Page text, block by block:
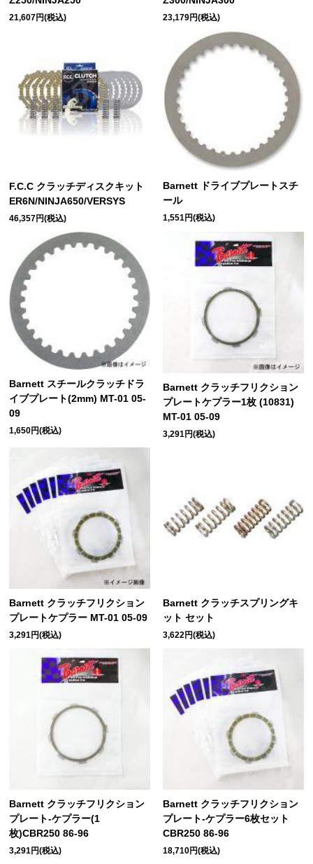
21,607円(税込) 23,179円(税込)
F.C.C クラッチディスクキット
ER6N/NINJA650/VERSYS
46,357円(税込)
Barnett ドライブプレートスチ
ール
1,551円(税込)
Barnett スチールクラッチドラ
イブプレート(2mm) MT-01 05-
09
1,650円(税込)
Barnett クラッチフリクション
プレートケプラー1枚 (10831)
MT-01 05-09
3,291円(税込)
Barnett クラッチフリクション
プレートケプラー MT-01 05-09
3,291円(税込)
Barnett クラッチスプリングキ
ット セット
3,622円(税込)
Barnett クラッチフリクション
プレート-ケプラー(1
枚)CBR250 86-96
3,291円(税込)
Barnett クラッチフリクション
プレート-ケプラー6枚セット
CBR250 86-96
18,710円(税込)